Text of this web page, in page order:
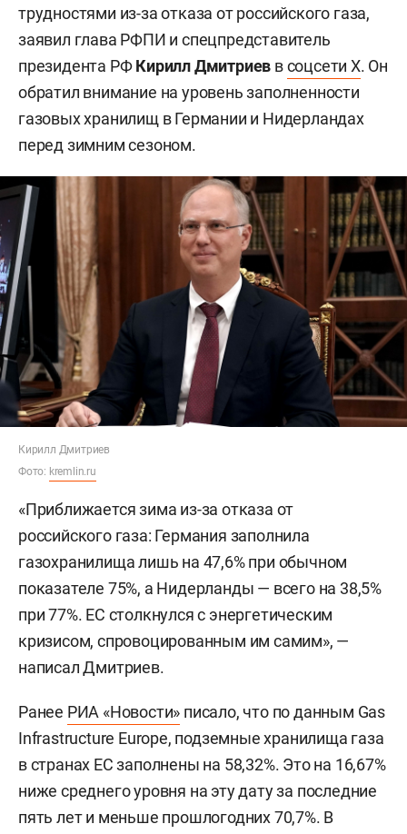
трудностями из-за отказа от российского газа,
заявил глава РФПИ и спецпредставитель
президента РФКирилл Дмитриев всоцсети X. Он
обратил внимание на уровень заполненности
газовых хранилищ в Германии и Нидерландах
перед зимним сезоном.
Кирилл Дмитриев
Фото: kremlin.ru
«Приближается зима из-за отказа от
российского газа: Германия заполнила
газохранилища лишь на 47,6% при обычном
показателе 75%, а Нидерланды — всего на 38,5%
при 77%. ЕС столкнулся с энергетическим
кризисом, спровоцированным им самим», —
написал Дмитриев.
Ранее РИА «Новости» писало, что по данным Gas
Infrastructure Europe, подземные хранилища газа
в странах ЕС заполнены на 58,32%. Это на 16,67%
ниже среднего уровня на эту дату за последние
пять лет и меньше прошлогодних 70,7%. В